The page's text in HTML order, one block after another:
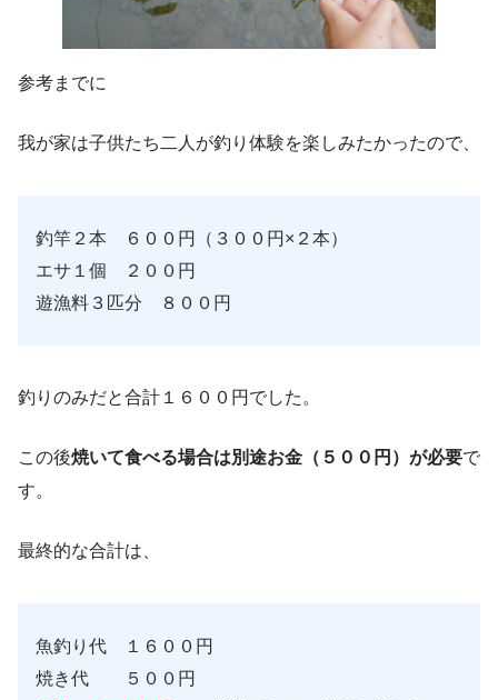
参考までに
我が家は子供たち二人が釣り体験を楽しみたかったので、
釣竿２本 ６００円（３００円×２本）
エサ１個 ２００円
遊漁料３匹分 ８００円
釣りのみだと合計１６００円でした。
この後焼いて食べる場合は別途お金（５００円）が必要で
す。
最終的な合計は、
魚釣り代 １６００円
焼き代 ５００円